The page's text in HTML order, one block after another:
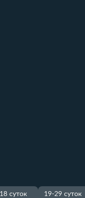
суток
19-29 суток